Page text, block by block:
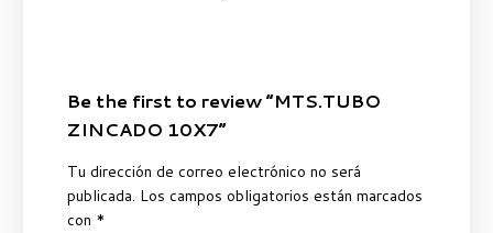
Be the first to review “MTS.TUBO
ZINCADO 10X7”
Tu dirección de correo electrónico no será
publicada. Los campos obligatorios están marcados
con *